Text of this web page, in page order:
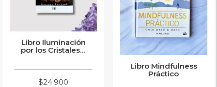
Libro Iluminación
por los Cristales...
$24.900
Libro Mindfulness
Práctico